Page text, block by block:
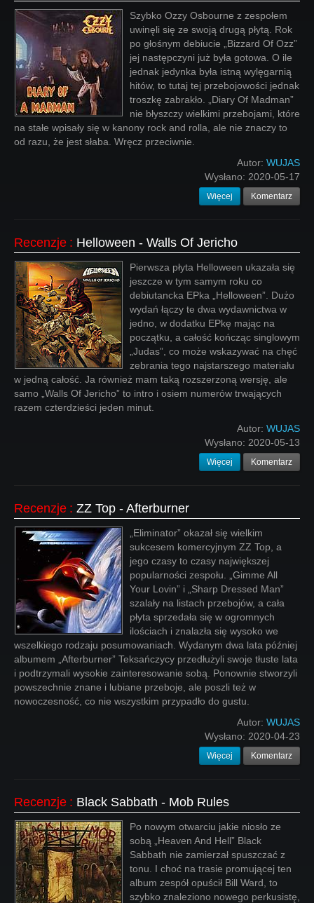
Szybko Ozzy Osbourne z zespołem
uwinęli się ze swoją drugą płytą. Rok
po głośnym debiucie „Bizzard Of Ozz”
jej następczyni już była gotowa. O ile
jednak jedynka była istną wylęgarnią
hitów, to tutaj tej przebojowości jednak
troszkę zabrakło. „Diary Of Madman”
nie błyszczy wielkimi przebojami, które
na stałe wpisały się w kanony rock and rolla, ale nie znaczy to
od razu, że jest słaba. Wręcz przeciwnie.
Autor: WUJAS
Wysłano: 2020-05-17
Więcej Komentarz
Recenzje : Helloween - Walls Of Jericho
Pierwsza płyta Helloween ukazała się
jeszcze w tym samym roku co
debiutancka EPka „Helloween”. Dużo
wydań łączy te dwa wydawnictwa w
jedno, w dodatku EPkę mając na
początku, a całość kończąc singlowym
„Judas”, co może wskazywać na chęć
zebrania tego najstarszego materiału
w jedną całość. Ja również mam taką rozszerzoną wersję, ale
samo „Walls Of Jericho” to intro i osiem numerów trwających
razem czterdzieści jeden minut.
Autor: WUJAS
Wysłano: 2020-05-13
Więcej Komentarz
Recenzje : ZZ Top - Afterburner
„Eliminator” okazał się wielkim
sukcesem komercyjnym ZZ Top, a
jego czasy to czasy największej
popularności zespołu. „Gimme All
Your Lovin” i „Sharp Dressed Man”
szalały na listach przebojów, a cała
płyta sprzedała się w ogromnych
ilościach i znalazła się wysoko we
wszelkiego rodzaju posumowaniach. Wydanym dwa lata później
albumem „Afterburner” Teksańczycy przedłużyli swoje tłuste lata
i podtrzymali wysokie zainteresowanie sobą. Ponownie stworzyli
powszechnie znane i lubiane przeboje, ale poszli też w
nowoczesność, co nie wszystkim przypadło do gustu.
Autor: WUJAS
Wysłano: 2020-04-23
Więcej Komentarz
Recenzje : Black Sabbath - Mob Rules
Po nowym otwarciu jakie niosło ze
sobą „Heaven And Hell” Black
Sabbath nie zamierzał spuszczać z
tonu. I choć na trasie promującej ten
album zespół opuścił Bill Ward, to
szybko znaleziono nowego perkusistę,